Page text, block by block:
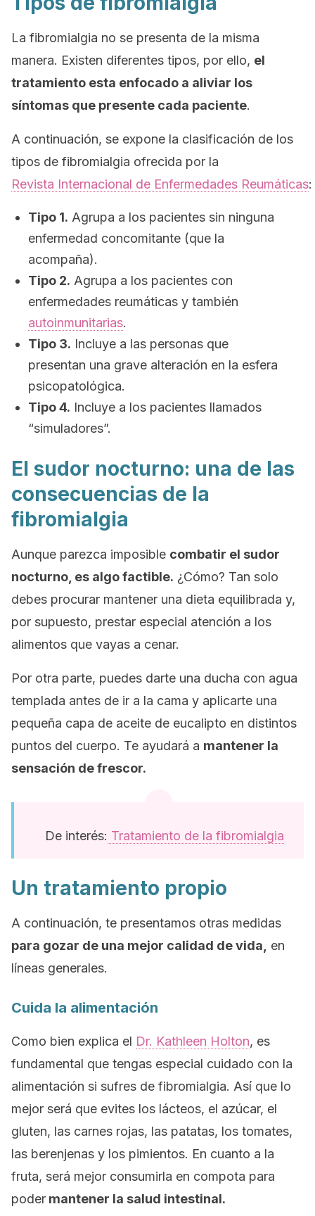
La fibromialgia no se presenta de la misma
manera. Existen diferentes tipos, por ello, el
tratamiento esta enfocado a aliviar los
síntomas que presente cada paciente.
A continuación, se expone la clasificación de los
tipos de fibromialgia ofrecida por la
Revista Internacional de Enfermedades Reumáticas:
Tipo 1. Agrupa a los pacientes sin ninguna
enfermedad concomitante (que la
acompaña).
Tipo 2. Agrupa a los pacientes con
enfermedades reumáticas y también
autoinmunitarias.
Tipo 3. Incluye a las personas que
presentan una grave alteración en la esfera
psicopatológica.
Tipo 4. Incluye a los pacientes llamados
“simuladores”.
El sudor nocturno: una de las
consecuencias de la
fibromialgia
Aunque parezca imposible combatir el sudor
nocturno, es algo factible. ¿Cómo? Tan solo
debes procurar mantener una dieta equilibrada y,
por supuesto, prestar especial atención a los
alimentos que vayas a cenar.
Por otra parte, puedes darte una ducha con agua
templada antes de ir a la cama y aplicarte una
pequeña capa de aceite de eucalipto en distintos
puntos del cuerpo. Te ayudará a mantener la
sensación de frescor.
De interés: Tratamiento de la fibromialgia
Un tratamiento propio
A continuación, te presentamos otras medidas
para gozar de una mejor calidad de vida,
en
líneas generales.
Cuida la alimentación
Como bien explica el Dr. Kathleen Holton, es
fundamental que tengas especial cuidado con la
alimentación si sufres de fibromialgia. Así que lo
mejor será que evites los lácteos, el azúcar, el
gluten, las carnes rojas, las patatas, los tomates,
las berenjenas y los pimientos. En cuanto a la
fruta, será mejor consumirla en compota para
poder mantener la salud intestinal.